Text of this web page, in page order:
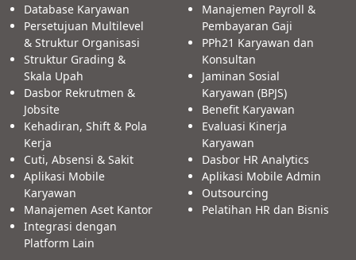
Database Karyawan
Persetujuan Multilevel
& Struktur Organisasi
Struktur Grading &
Skala Upah
Dasbor Rekrutmen &
Jobsite
Kehadiran, Shift & Pola
Kerja
Cuti, Absensi & Sakit
Aplikasi Mobile
Karyawan
Manajemen Aset Kantor
Integrasi dengan
Platform Lain
Manajemen Payroll &
Pembayaran Gaji
PPh21 Karyawan dan
Konsultan
Jaminan Sosial
Karyawan (BPJS)
Benefit Karyawan
Evaluasi Kinerja
Karyawan
Dasbor HR Analytics
Aplikasi Mobile Admin
Outsourcing
Pelatihan HR dan Bisnis